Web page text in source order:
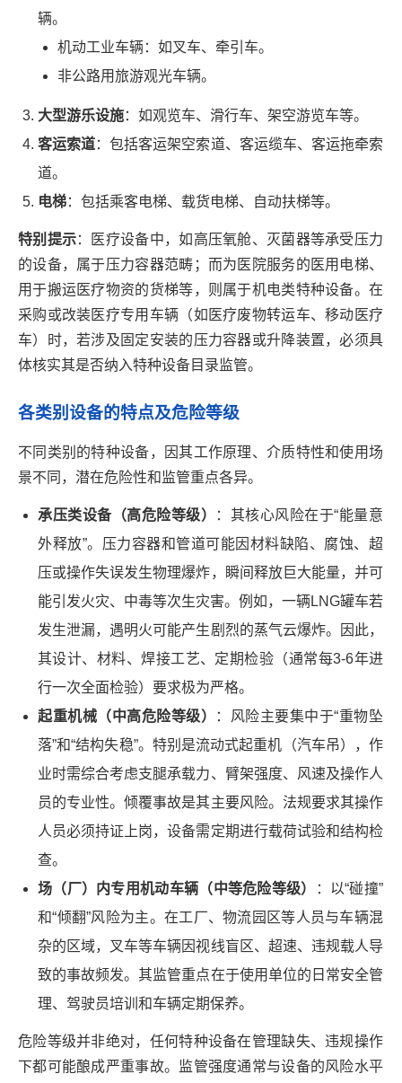
辆。
机动工业车辆：如叉车、牵引车。
非公路用旅游观光车辆。
大型游乐设施：如观览车、滑行车、架空游览车等。
客运索道：包括客运架空索道、客运缆车、客运拖牵索
道。
电梯：包括乘客电梯、载货电梯、自动扶梯等。
特别提示：医疗设备中，如高压氧舱、灭菌器等承受压力
的设备，属于压力容器范畴；而为医院服务的医用电梯、
用于搬运医疗物资的货梯等，则属于机电类特种设备。在
采购或改装医疗专用车辆（如医疗废物转运车、移动医疗
车）时，若涉及固定安装的压力容器或升降装置，必须具
体核实其是否纳入特种设备目录监管。
各类别设备的特点及危险等级
不同类别的特种设备，因其工作原理、介质特性和使用场
景不同，潜在危险性和监管重点各异。
承压类设备（高危险等级）
：其核心风险在于“能量意
外释放”。压力容器和管道可能因材料缺陷、腐蚀、超
压或操作失误发生物理爆炸，瞬间释放巨大能量，并可
能引发火灾、中毒等次生灾害。例如，一辆LNG罐车若
发生泄漏，遇明火可能产生剧烈的蒸气云爆炸。因此，
其设计、材料、焊接工艺、定期检验（通常每3-6年进
行一次全面检验）要求极为严格。
起重机械（中高危险等级）
：风险主要集中于“重物坠
落”和“结构失稳”。特别是流动式起重机（汽车吊），作
业时需综合考虑支腿承载力、臂架强度、风速及操作人
员的专业性。倾覆事故是其主要风险。法规要求其操作
人员必须持证上岗，设备需定期进行载荷试验和结构检
查。
场（厂）内专用机动车辆（中等危险等级）
：以“碰撞”
和“倾翻”风险为主。在工厂、物流园区等人员与车辆混
杂的区域，叉车等车辆因视线盲区、超速、违规载人导
致的事故频发。其监管重点在于使用单位的日常安全管
理、驾驶员培训和车辆定期保养。
危险等级并非绝对，任何特种设备在管理缺失、违规操作
下都可能酿成严重事故。监管强度通常与设备的风险水平